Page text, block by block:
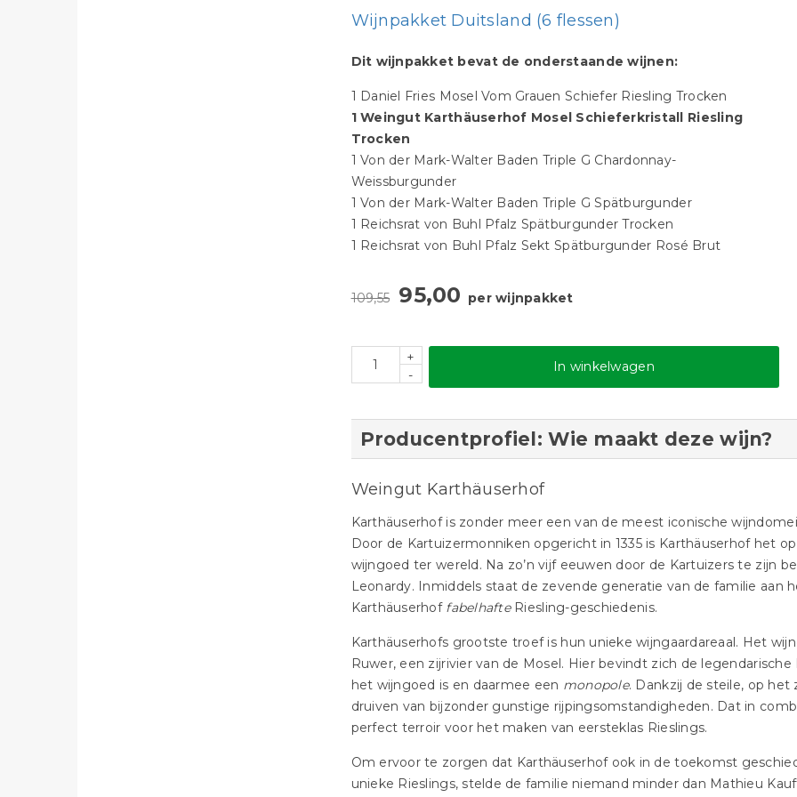
Wijnpakket Duitsland (6 flessen)
Dit wijnpakket bevat de onderstaande wijnen:
1 Daniel Fries Mosel Vom Grauen Schiefer Riesling Trocken
1 Weingut Karthäuserhof Mosel Schieferkristall Riesling
Trocken
1 Von der Mark-Walter Baden Triple G Chardonnay-
Weissburgunder
1 Von der Mark-Walter Baden Triple G Spätburgunder
1 Reichsrat von Buhl Pfalz Spätburgunder Trocken
1 Reichsrat von Buhl Pfalz Sekt Spätburgunder Rosé Brut
109,55 95,00 per wijnpakket
+
-
In winkelwagen
Producentprofiel: Wie maakt deze wijn?
Weingut Karthäuserhof
Karthäuserhof is zonder meer een van de meest iconische
Door de Kartuizermonniken opgericht in 1335 is Karthäuserhof het
wijngoed ter wereld. Na zo’n vijf eeuwen door de Kartuizers te zijn
Leonardy. Inmiddels staat de zevende generatie van de familie aan
Karthäuserhof fabelhafteRiesling-geschiedenis.
Karthäuserhofs grootste troef is hun unieke wijngaardareaal. Het
Ruwer, een zijrivier van de Mosel. Hier bevindt zich de
het wijngoed is en daarmee een monopole. Dankzij de steile, op
druiven van bijzonder gunstige rijpingsomstandigheden. Dat in
perfect terroir voor het maken van eersteklas Rieslings.
Om ervoor te zorgen dat Karthäuserhof ook in de toekomst
unieke Rieslings, stelde de familie niemand minder dan Mathieu